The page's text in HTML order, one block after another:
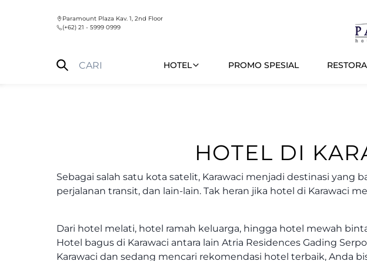
Paramount Plaza Kav. 1, 2nd Floor
(+62) 21 - 5999 0999
HOTEL PROMO SPESIAL
HOTEL DI
Sebagai salah satu kota satelit, Karawaci menjadi destinasi
perjalanan transit, dan lain-lain. Tak heran jika hotel di
Dari hotel melati, hotel ramah keluarga, hingga hotel mewah
Hotel bagus di Karawaci antara lain Atria Residences Gading
Karawaci dan sedang mencari rekomendasi hotel terbaik, Anda